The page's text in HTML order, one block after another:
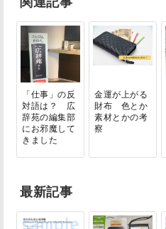
「仕事」の反
対語は？ 広
辞苑の編集部
にお邪魔して
きました
金運が上がる
財布 色とか
素材とかの考
察
最新記事